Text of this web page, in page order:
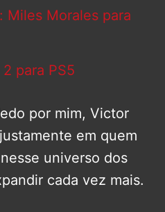
Miles Morales para
para PS5
por mim, Victor
em quem
universo dos
cada vez mais.